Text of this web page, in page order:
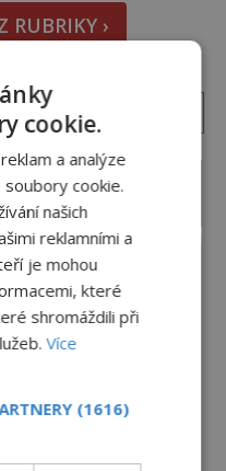
RUBRIKY ›
cookie.
a analýze
cookie.
našich
reklamními a
je mohou
které
shromáždili při
Více
(1616)